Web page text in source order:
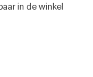
in de winkel